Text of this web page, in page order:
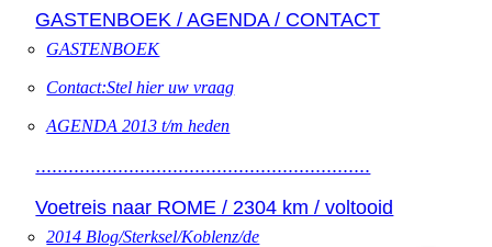
GASTENBOEK / AGENDA / CONTACT
GASTENBOEK
Contact:Stel hier uw vraag
AGENDA 2013 t/m heden
.............................................................
Voetreis naar ROME / 2304 km / voltooid
2014 Blog/Sterksel/Koblenz/de